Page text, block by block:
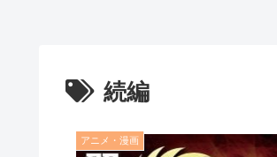
たすら愛し合う。
Powered by livedoor 相互RSS
続編
アニメ・漫画